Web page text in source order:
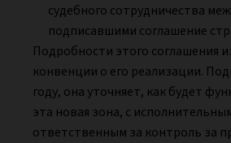
судебного сотрудничества
подписавшими соглашение
Подробности этого соглашения
конвенции о его реализации.
году, она уточняет, как будет
эта новая зона, с
ответственным за контроль за